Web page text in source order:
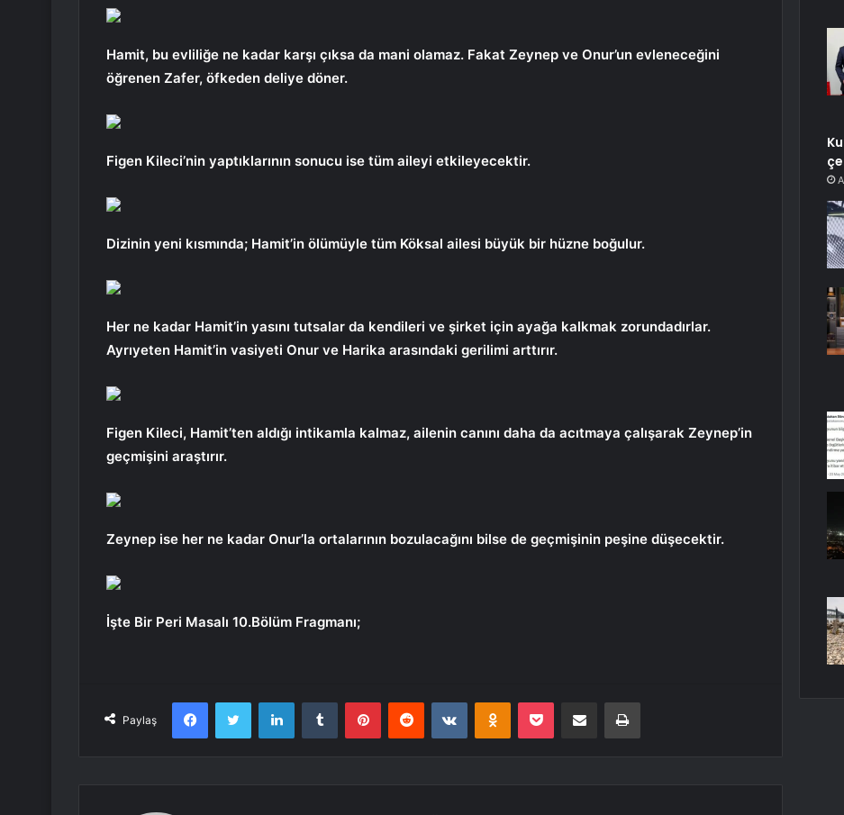
Hamit, bu evliliğe ne kadar karşı çıksa da mani olamaz. Fakat Zeynep ve Onur’un evleneceğini
öğrenen Zafer, öfkeden deliye döner.
Figen Kileci’nin yaptıklarının sonucu ise tüm aileyi etkileyecektir.
Dizinin yeni kısmında; Hamit’in ölümüyle tüm Köksal ailesi büyük bir hüzne boğulur.
Her ne kadar Hamit’in yasını tutsalar da kendileri ve şirket için ayağa kalkmak zorundadırlar.
Ayrıyeten Hamit’in vasiyeti Onur ve Harika arasındaki gerilimi arttırır.
Figen Kileci, Hamit’ten aldığı intikamla kalmaz, ailenin canını daha da acıtmaya çalışarak Zeynep’in
geçmişini araştırır.
Zeynep ise her ne kadar Onur’la ortalarının bozulacağını bilse de geçmişinin peşine düşecektir.
İşte Bir Peri Masalı 10.Bölüm Fragmanı;
Paylaş
FacebookTwitter LinkedInTumblr PinterestReddit VKontakteOdnoklassniki
Pocket E-Posta ile paylaş Yazdır